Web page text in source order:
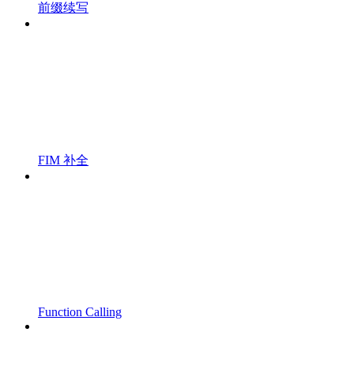
前缀续写
FIM 补全
Function Calling